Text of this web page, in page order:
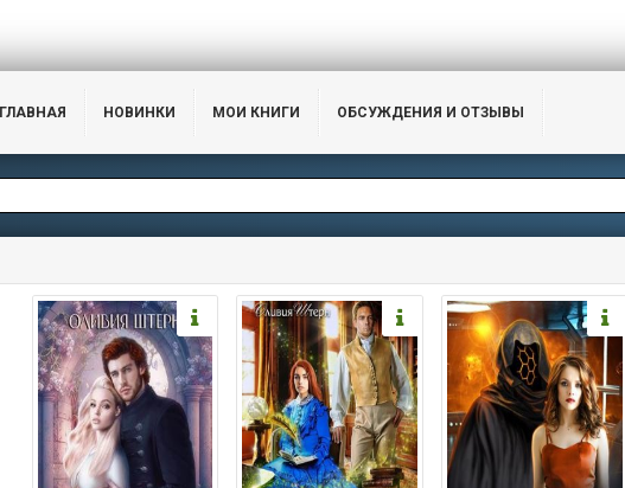
ГЛАВНАЯ НОВИНКИ МОИ КНИГИ ОБСУЖДЕНИЯ И ОТЗЫВЫ